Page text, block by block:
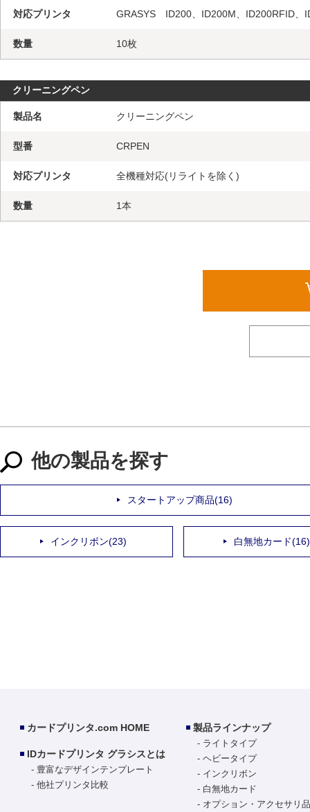
対応プリンタ GRASYS ID200、ID200M、ID200RFID、
数量 10枚
クリーニングペン
製品名 クリーニングペン
型番 CRPEN
対応プリンタ 全機種対応(リライトを除く)
数量 1本
他の製品を探す
スタートアップ商品(16)
インクリボン(23) 白無地カード(16)
カードプリンタ.com HOME
IDカードプリンタ グラシスとは
豊富なデザインテンプレート
他社プリンタ比較
製品ラインナップ
ライトタイプ
ヘビータイプ
インクリボン
白無地カード
オプション・アクセサリ品